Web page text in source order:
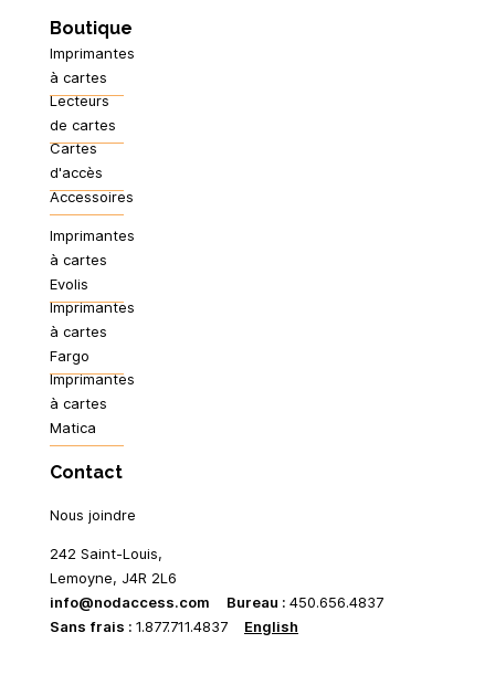
Boutique
Imprimantes
à cartes
Lecteurs
de cartes
Cartes
d'accès
Accessoires
Imprimantes
à cartes
Evolis
Imprimantes
à cartes
Fargo
Imprimantes
à cartes
Matica
Contact
Nous joindre
242 Saint-Louis,
Lemoyne, J4R 2L6
info@nodaccess.com
Bureau : 450.656.4837
Sans frais : 1.877.711.4837 English